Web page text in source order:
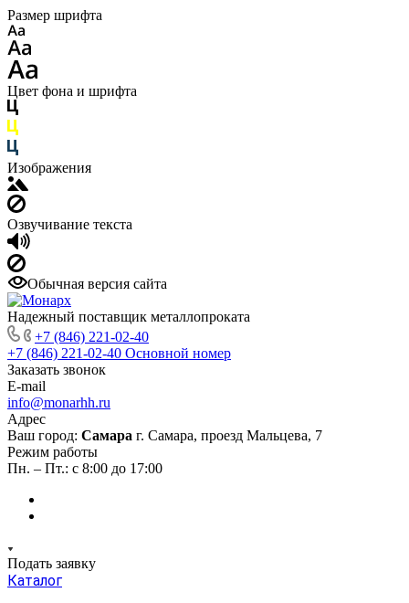
Размер шрифта
Цвет фона и шрифта
Изображения
Озвучивание текста
Обычная версия сайта
Надежный поставщик металлопроката
+7 (846) 221-02-40
+7 (846) 221-02-40 Основной номер
Заказать звонок
E-mail
info@monarhh.ru
Адрес
Ваш город: Самара г. Самара, проезд Мальцева, 7
Режим работы
Пн. – Пт.: с 8:00 до 17:00
Подать заявку
Каталог